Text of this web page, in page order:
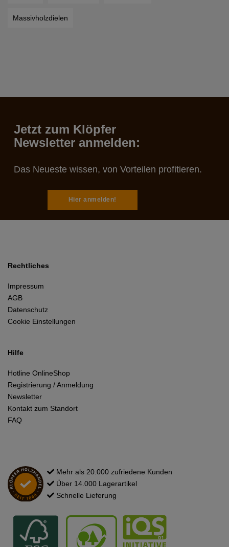
Massivholzdielen
Jetzt zum Klöpfer
Newsletter anmelden:
Das Neueste wissen, von Vorteilen profitieren.
Hier anmelden!
Rechtliches
Impressum
AGB
Datenschutz
Cookie Einstellungen
Hilfe
Hotline OnlineShop
Registrierung / Anmeldung
Newsletter
Kontakt zum Standort
FAQ
Mehr als 20.000 zufriedene Kunden
Über 14.000 Lagerartikel
Schnelle Lieferung